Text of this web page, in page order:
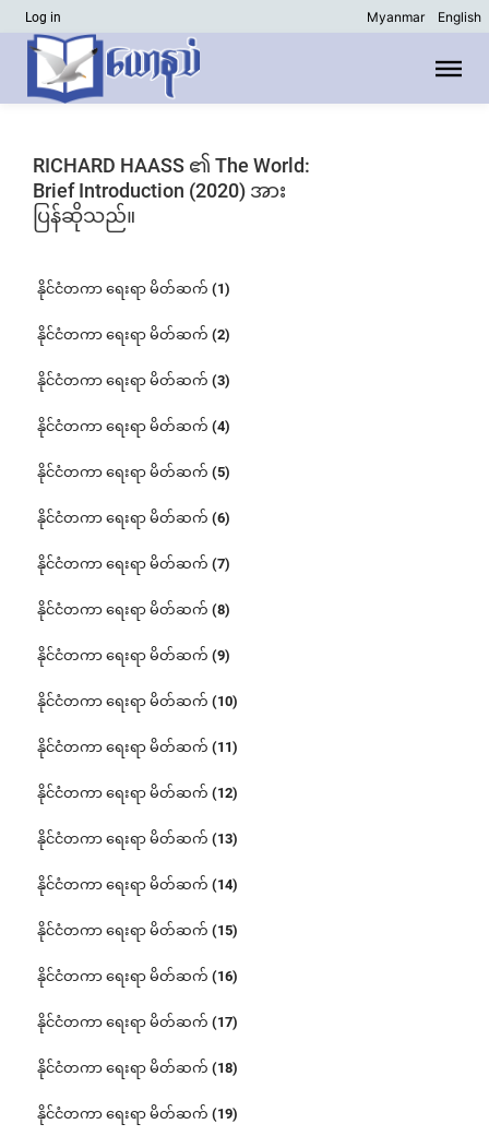
Log in Myanmar English
RICHARD HAASS ၏ The World:
Brief Introduction (2020) အား
ပြန်ဆိုသည်။
နိုင်ငံတကာ ရေးရာ မိတ်ဆက် (1)
နိုင်ငံတကာ ရေးရာ မိတ်ဆက် (2)
နိုင်ငံတကာ ရေးရာ မိတ်ဆက် (3)
နိုင်ငံတကာ ရေးရာ မိတ်ဆက် (4)
နိုင်ငံတကာ ရေးရာ မိတ်ဆက် (5)
နိုင်ငံတကာ ရေးရာ မိတ်ဆက် (6)
နိုင်ငံတကာ ရေးရာ မိတ်ဆက် (7)
နိုင်ငံတကာ ရေးရာ မိတ်ဆက် (8)
နိုင်ငံတကာ ရေးရာ မိတ်ဆက် (9)
နိုင်ငံတကာ ရေးရာ မိတ်ဆက် (10)
နိုင်ငံတကာ ရေးရာ မိတ်ဆက် (11)
နိုင်ငံတကာ ရေးရာ မိတ်ဆက် (12)
နိုင်ငံတကာ ရေးရာ မိတ်ဆက် (13)
နိုင်ငံတကာ ရေးရာ မိတ်ဆက် (14)
နိုင်ငံတကာ ရေးရာ မိတ်ဆက် (15)
နိုင်ငံတကာ ရေးရာ မိတ်ဆက် (16)
နိုင်ငံတကာ ရေးရာ မိတ်ဆက် (17)
နိုင်ငံတကာ ရေးရာ မိတ်ဆက် (18)
နိုင်ငံတကာ ရေးရာ မိတ်ဆက် (19)